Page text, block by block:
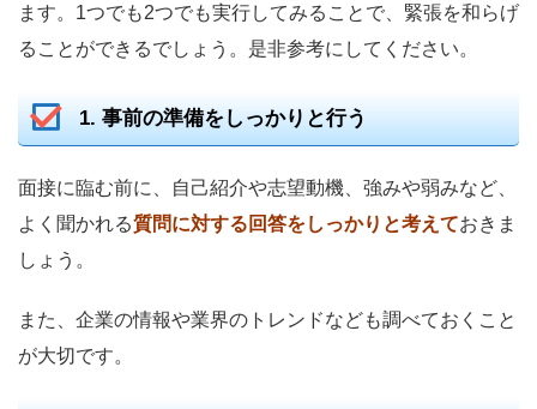
ます。1つでも2つでも実行してみることで、緊張を和らげ
ることができるでしょう。是非参考にしてください。
1. 事前の準備をしっかりと行う
面接に臨む前に、自己紹介や志望動機、強みや弱みなど、
よく聞かれる質問に対する回答をしっかりと考えておきま
しょう。
また、企業の情報や業界のトレンドなども調べておくこと
が大切です。